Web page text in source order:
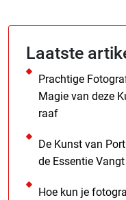
Laatste
Prachtige
Magie van deze
raaf
De Kunst van
de Essentie Vangt
Hoe kun je